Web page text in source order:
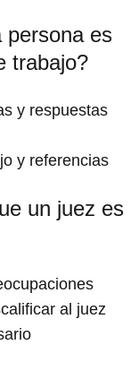
persona es
trabajo?
y respuestas
y referencias
un juez es
al juez